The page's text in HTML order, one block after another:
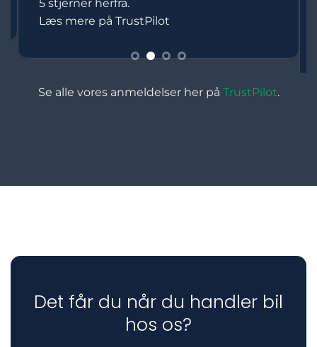
forhandlet mig frem til at få vinterdæk
med i prisen...
Det får du når du handler bil